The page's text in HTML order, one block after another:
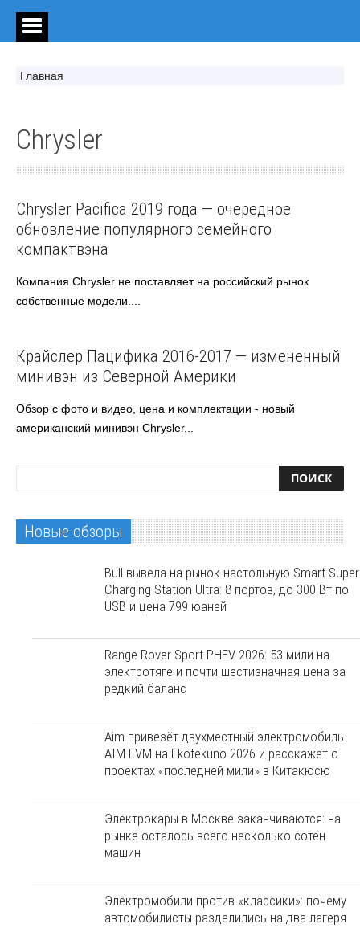
Главная
Chrysler
Chrysler
Chrysler Pacifica 2019 года — очередное
обновление популярного семейного
компактвэна
Компания Chrysler не поставляет на российский рынок
собственные модели....
Chrysler Американские авто
Крайслер Пацифика 2016-2017 — измененный
минивэн из Северной Америки
Обзор с фото и видео, цена и комплектации - новый
американский минивэн Chrysler...
Новые обзоры
Bull вывела на рынок настольную Smart Super
Charging Station Ultra: 8 портов, до 300 Вт по
USB и цена 799 юаней
Range Rover Sport PHEV 2026: 53 мили на
электротяге и почти шестизначная цена за
редкий баланс
Aim привезёт двухместный электромобиль
AIM EVM на Ekotekuno 2026 и расскажет о
проектах «последней мили» в Китакюсю
Электрокары в Москве заканчиваются: на
рынке осталось всего несколько сотен
машин
Электромобили против «классики»: почему
автомобилисты разделились на два лагеря